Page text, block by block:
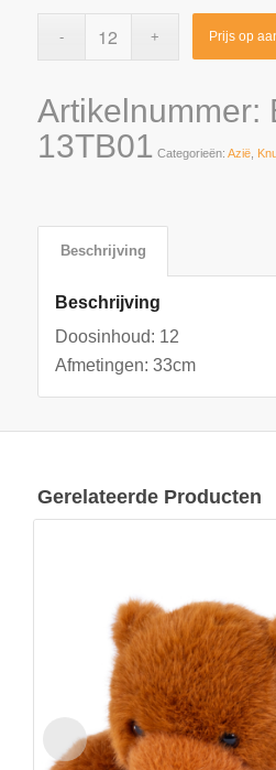
Prijs op
Artikelnummer:
13TB01 Categorieën: Azië,
Beschrijving
Beschrijving
Doosinhoud: 12
Afmetingen: 33cm
Gerelateerde Producten